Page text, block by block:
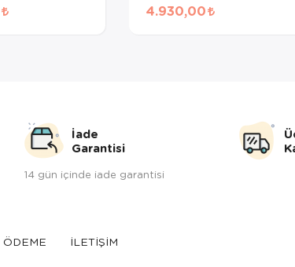
4.930,00
İade
Garantisi
14 gün içinde iade garantisi
ÖDEME İLETİŞİM